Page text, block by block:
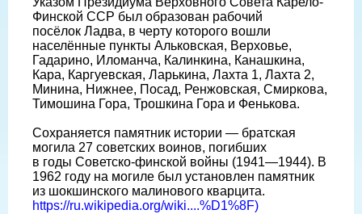
Финской ССР был образован рабочий
посёлок Ладва, в черту которого вошли
населённые пункты Альковская, Верховье,
Гадарино, Иломанча, Калинкина, Канашкина,
Кара, Каргуевская, Ларькина, Лахта 1, Лахта 2,
Минина, Нижнее, Посад, Ренжовская, Смиркова,
Тимошина Гора, Трошкина Гора и Фенькова.
Сохраняется памятник истории — братская
могила 27 советских воинов, погибших
в годы Советско-финской войны (1941—1944). В
1962 году на могиле был установлен памятник
из шокшинского малинового кварцита.
https://ru.wikipedia.org/wiki....%D1%8F)